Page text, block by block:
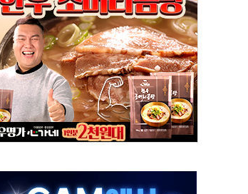
은 차입이 더 큰 변수"
중
비교해야"
봉사
해 10번째·42일 만 도발
군·마약카르텔이 습득해 전투 활용
노동자 숨져